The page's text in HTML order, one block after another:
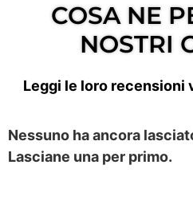
COSA NE
NOSTRI
Leggi le loro
Nessuno ha ancora
Lasciane una per primo.